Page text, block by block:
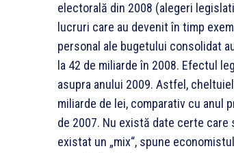
electorală din 2008 (alegeri
lucruri care au devenit în timp
personal ale bugetului consolidat
la 42 de miliarde în 2008. Efectul
asupra anului 2009. Astfel,
miliarde de lei, comparativ cu anul
de 2007. Nu există date certe
existat un „mix“, spune